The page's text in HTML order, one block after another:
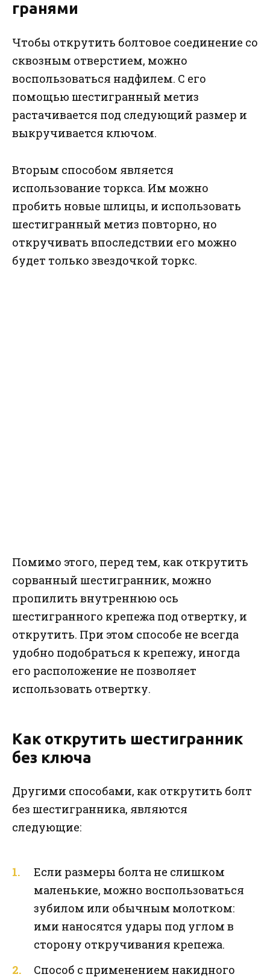
гранями
Чтобы открутить болтовое соединение со
сквозным отверстием, можно
воспользоваться надфилем. С его
помощью шестигранный метиз
растачивается под следующий размер и
выкручивается ключом.
Вторым способом является
использование торкса. Им можно
пробить новые шлицы, и использовать
шестигранный метиз повторно, но
откручивать впоследствии его можно
будет только звездочкой торкс.
Помимо этого, перед тем, как открутить
сорванный шестигранник, можно
пропилить внутреннюю ось
шестигранного крепежа под отвертку, и
открутить. При этом способе не всегда
удобно подобраться к крепежу, иногда
его расположение не позволяет
использовать отвертку.
Как открутить шестигранник
без ключа
Другими способами, как открутить болт
без шестигранника, являются
следующие:
Если размеры болта не слишком
маленькие, можно воспользоваться
зубилом или обычным молотком:
ими наносятся удары под углом в
сторону откручивания крепежа.
Способ с применением накидного